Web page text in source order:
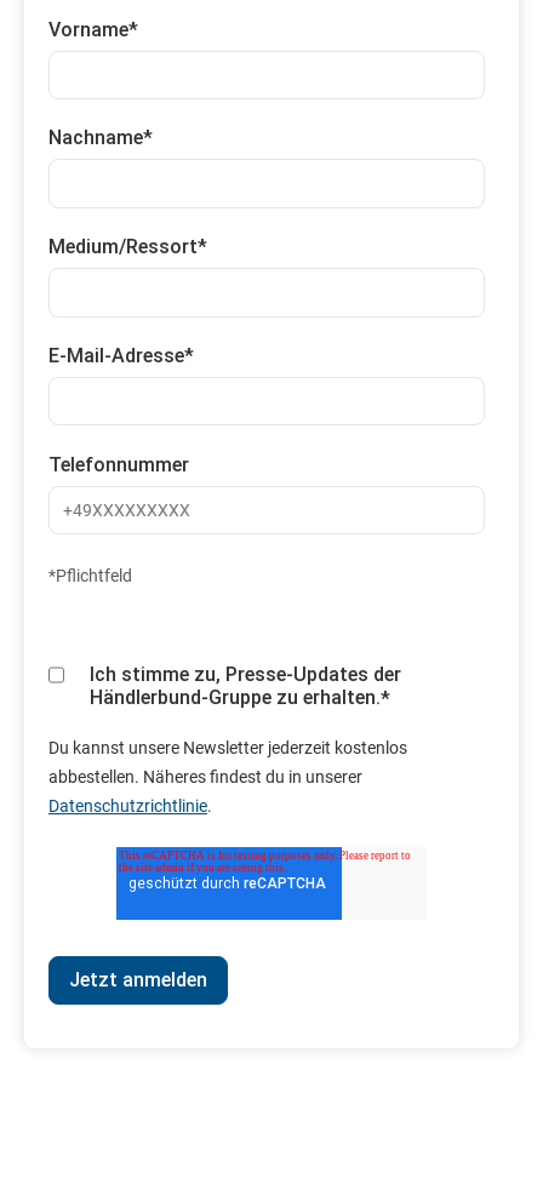
Vorname*
Nachname*
Medium/Ressort*
E-Mail-Adresse*
Telefonnummer
*Pflichtfeld
Ich stimme zu, Presse-Updates der
Händlerbund-Gruppe zu erhalten.*
Du kannst unsere Newsletter jederzeit kostenlos
abbestellen. Näheres findest du in unserer
Datenschutzrichtlinie.